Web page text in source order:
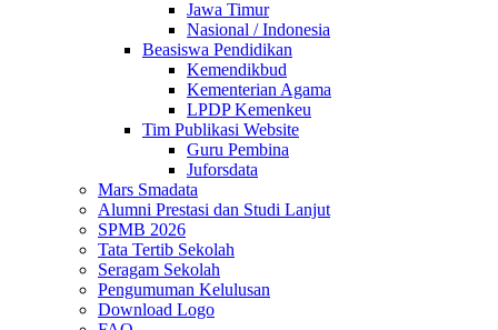
Jawa Timur
Nasional / Indonesia
Beasiswa Pendidikan
Kemendikbud
Kementerian Agama
LPDP Kemenkeu
Tim Publikasi Website
Guru Pembina
Juforsdata
Mars Smadata
Alumni Prestasi dan Studi Lanjut
SPMB 2026
Tata Tertib Sekolah
Seragam Sekolah
Pengumuman Kelulusan
Download Logo